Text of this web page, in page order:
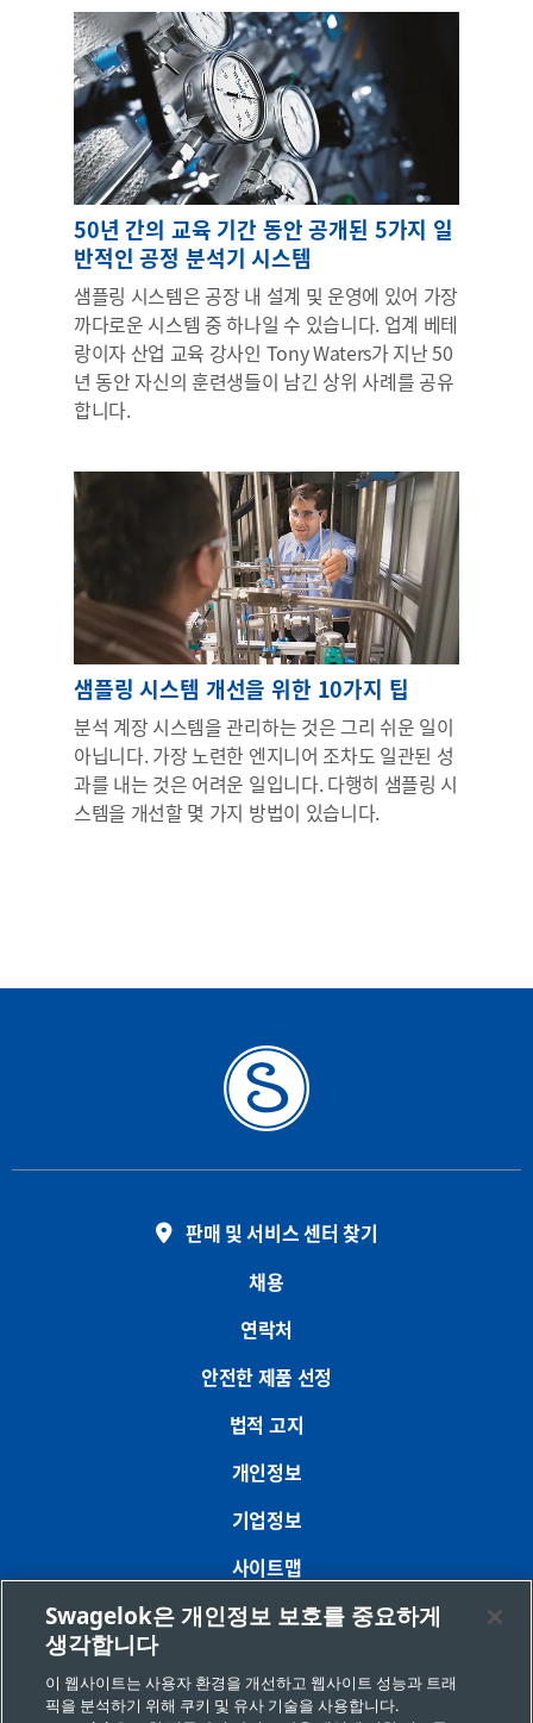
50년 간의 교육 기간 동안 공개된 5가지 일
반적인 공정 분석기 시스템
샘플링 시스템은 공장 내 설계 및 운영에 있어 가장
까다로운 시스템 중 하나일 수 있습니다. 업계 베테
랑이자 산업 교육 강사인 Tony Waters가 지난 50
년 동안 자신의 훈련생들이 남긴 상위 사례를 공유
합니다.
샘플링 시스템 개선을 위한 10가지 팁
분석 계장 시스템을 관리하는 것은 그리 쉬운 일이
아닙니다. 가장 노련한 엔지니어 조차도 일관된 성
과를 내는 것은 어려운 일입니다. 다행히 샘플링 시
스템을 개선할 몇 가지 방법이 있습니다.
판매 및 서비스 센터 찾기
채용
연락처
안전한 제품 선정
법적 고지
개인정보
기업정보
사이트맵
쿠키 기본 설정
개인정보 판매 또는 공유 금지 요청
Swagelok은 개인정보 보호를 중요하게
생각합니다
이 웹사이트는 사용자 환경을 개선하고 웹사이트 성능과 트래
픽을 분석하기 위해 쿠키 및 유사 기술을 사용합니다.